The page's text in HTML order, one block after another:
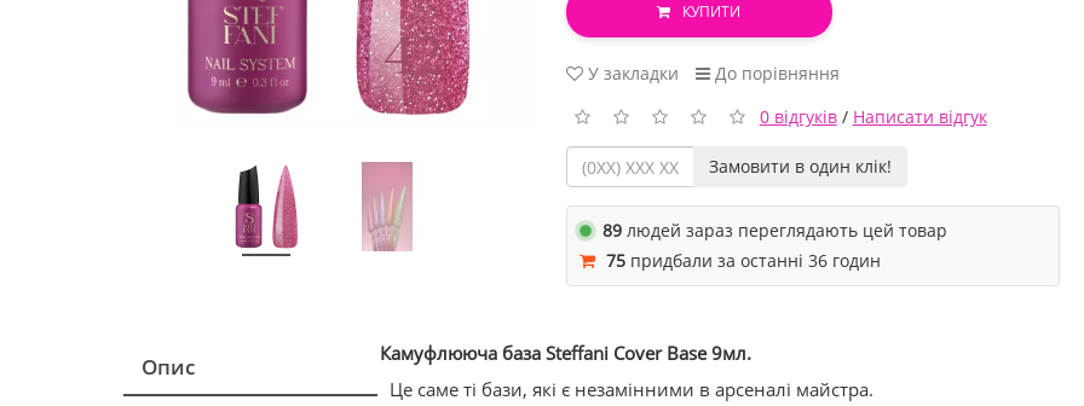
КУПИТИ
У закладки
До порівняння
0 відгуків/ Написати відгук
Замовити в один клік!
89людей зараз переглядають цей товар
75придбали за останні 36 годин
Опис
Камуфлююча базаSteffani Cover Base 9мл.
Це саме ті бази, які є незамінними в арсеналі майстра.